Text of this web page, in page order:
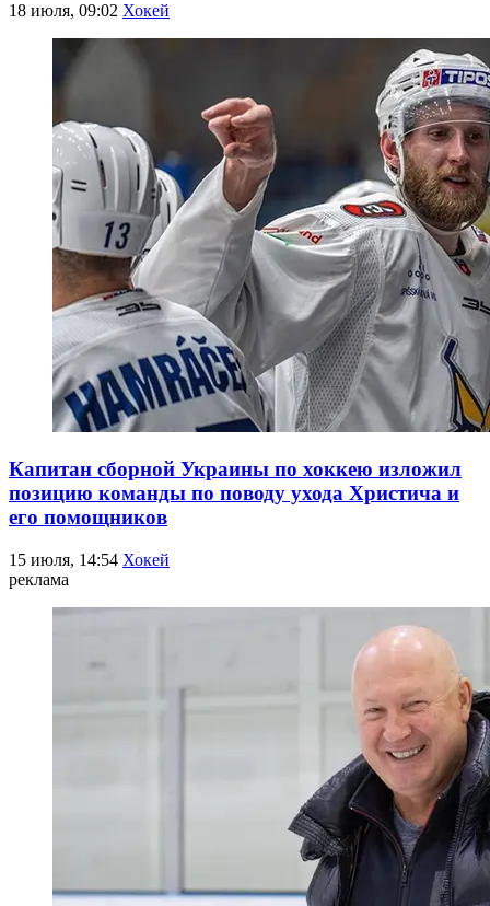
18 июля, 09:02 Хокей
Капитан сборной Украины по хоккею изложил
позицию команды по поводу ухода Христича и
его помощников
15 июля, 14:54 Хокей
реклама